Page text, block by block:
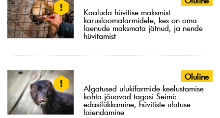
Kaaluda hüvitise maksmist
karusloomafarmidele, kes on oma
laenude maksmata jätnud, ja nende
hüvitamist
Oluline
Algatused ulukifarmide keelustamise
kohta jõuavad tagasi Seimi:
edasilükkamine, hüvitiste ulatuse
laiendamine